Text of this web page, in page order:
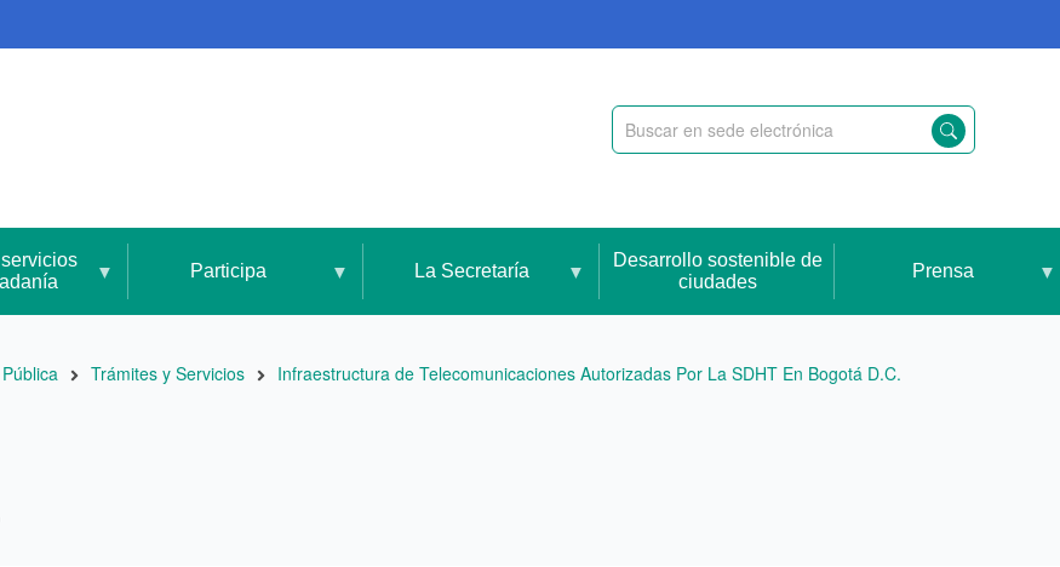
Participa La Secretaría
Desarrollo sostenible de
ciudades
Prensa
Trámites y Servicios
Infraestructura de Telecomunicaciones Autorizadas Por La SDHT En Bogotá D.C.